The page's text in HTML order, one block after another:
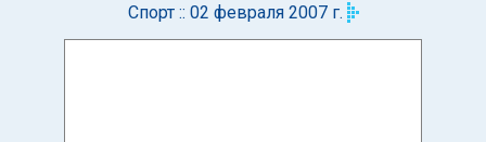
Спорт :: 02 февраля 2007 г.